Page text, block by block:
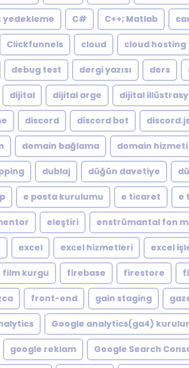
yedekleme C# C++; Matlab
Clickfunnels cloud cloud hosting
debug test dergi yazısı ders
dijital dijital arge dijital
discord discord bot
domain bağlama domain hizmeti
dublaj düğün davetiye
e posta kurulumu e ticaret e
eleştiri enstrümantal fon
excel excel hizmetleri excel
film kurgu firebase firestore
front-end gain staging
Google analytics(ga4)
google reklam Google Search